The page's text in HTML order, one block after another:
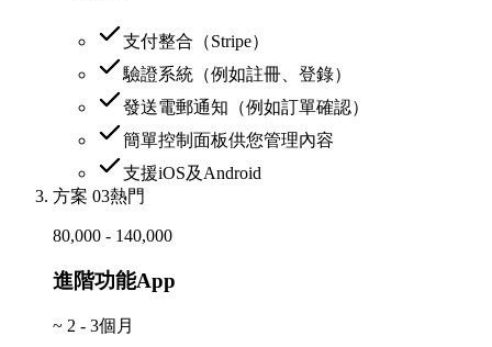
支付整合（Stripe）
驗證系統（例如註冊、登錄）
發送電郵通知（例如訂單確認）
簡單控制面板供您管理內容
支援iOS及Android
方案 03熱門
80,000 - 140,000
進階功能App
~ 2 - 3個月